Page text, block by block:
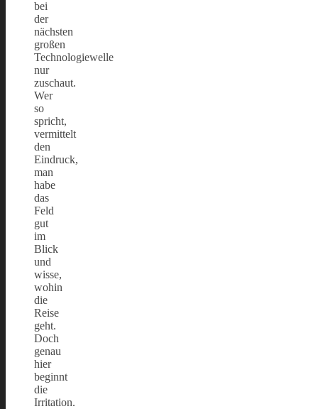
bei
der
nächsten
großen
Technologiewelle
nur
zuschaut.
Wer
so
spricht,
vermittelt
den
Eindruck,
man
habe
das
Feld
gut
im
Blick
und
wisse,
wohin
die
Reise
geht.
Doch
genau
hier
beginnt
die
Irritation.